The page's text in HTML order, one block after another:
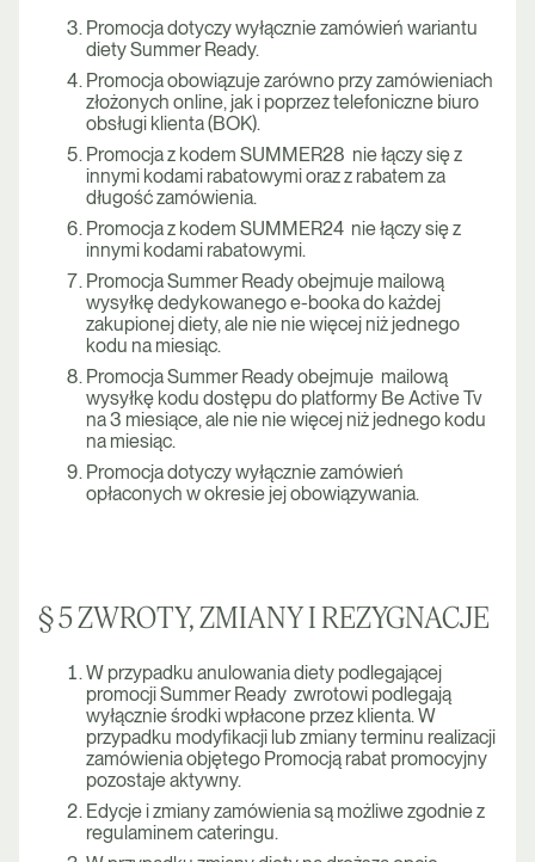
Promocja dotyczy wyłącznie zamówień wariantu
diety Summer Ready.
Promocja obowiązuje zarówno przy zamówieniach
złożonych online, jak i poprzez telefoniczne biuro
obsługi klienta (BOK).
Promocja z kodem SUMMER28 nie łączy się z
innymi kodami rabatowymi oraz z rabatem za
długość zamówienia.
Promocja z kodem SUMMER24 nie łączy się z
innymi kodami rabatowymi.
Promocja Summer Ready obejmuje mailową
wysyłkę dedykowanego e-booka do każdej
zakupionej diety, ale nie nie więcej niż jednego
kodu na miesiąc.
Promocja Summer Ready obejmuje mailową
wysyłkę kodu dostępu do platformy Be Active Tv
na 3 miesiące, ale nie nie więcej niż jednego kodu
na miesiąc.
Promocja dotyczy wyłącznie zamówień
opłaconych w okresie jej obowiązywania.
§ 5 ZWROTY, ZMIANY I REZYGNACJE
W przypadku anulowania diety podlegającej
promocji Summer Ready zwrotowi podlegają
wyłącznie środki wpłacone przez klienta. W
przypadku modyfikacji lub zmiany terminu realizacji
zamówienia objętego Promocją rabat promocyjny
pozostaje aktywny.
Edycje i zmiany zamówienia są możliwe zgodnie z
regulaminem cateringu.